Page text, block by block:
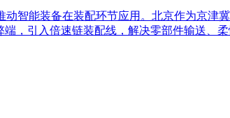
智能装备在装配环节应用。北京作为京
，引入倍速链装配线，解决零部件输送、